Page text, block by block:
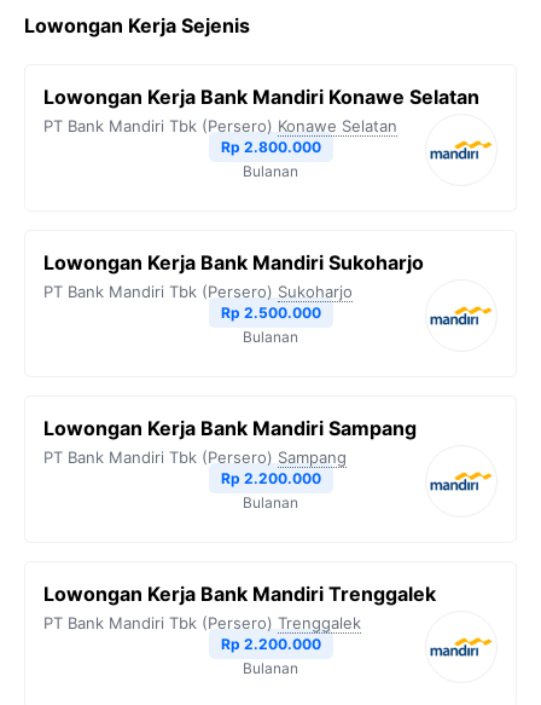
Lowongan Kerja Sejenis
Lowongan Kerja Bank Mandiri Konawe Selatan
PT Bank Mandiri Tbk (Persero) Konawe Selatan
Rp 2.800.000
Bulanan
Lowongan Kerja Bank Mandiri Sukoharjo
PT Bank Mandiri Tbk (Persero) Sukoharjo
Rp 2.500.000
Bulanan
Lowongan Kerja Bank Mandiri Sampang
PT Bank Mandiri Tbk (Persero) Sampang
Rp 2.200.000
Bulanan
Lowongan Kerja Bank Mandiri Trenggalek
PT Bank Mandiri Tbk (Persero) Trenggalek
Rp 2.200.000
Bulanan